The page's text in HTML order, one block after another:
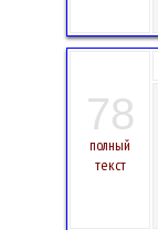
78
полный
текст